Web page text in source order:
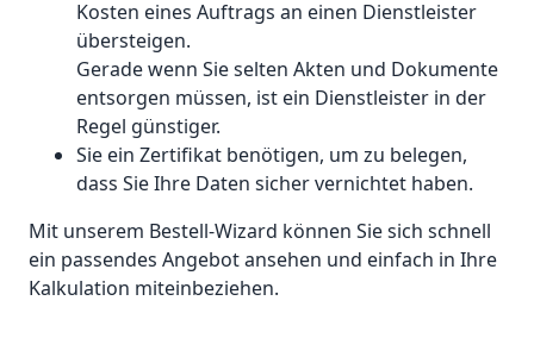
Kosten eines Auftrags an einen Dienstleister
übersteigen.
Gerade wenn Sie selten Akten und Dokumente
entsorgen müssen, ist ein Dienstleister in der
Regel günstiger.
Sie ein Zertifikat benötigen, um zu belegen,
dass Sie Ihre Daten sicher vernichtet haben.
Mit unserem Bestell-Wizard können Sie sich schnell
ein passendes Angebot ansehen und einfach in Ihre
Kalkulation miteinbeziehen.